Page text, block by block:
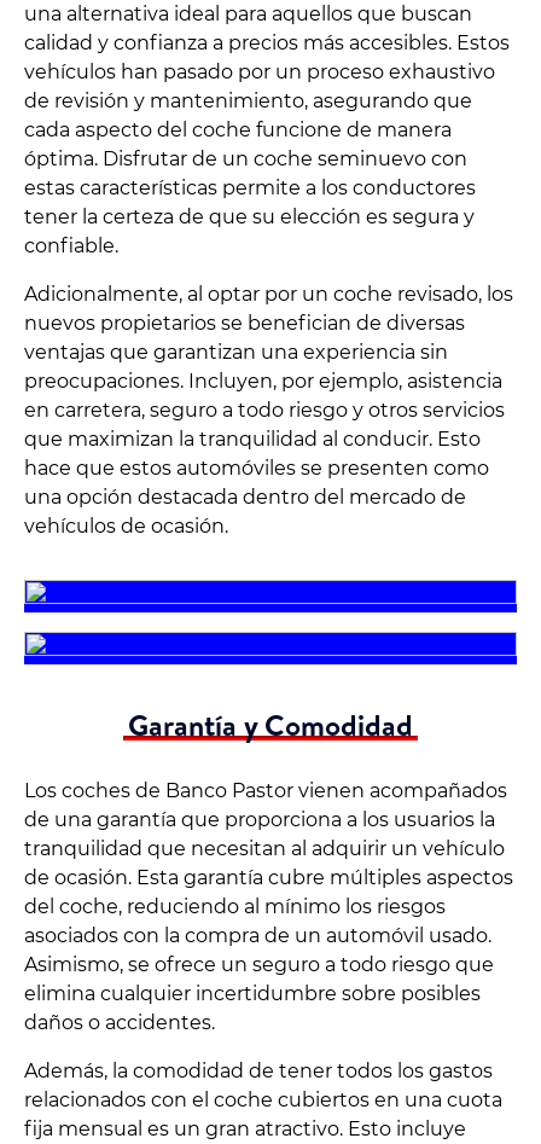
una alternativa ideal para aquellos que buscan
calidad y confianza a precios más accesibles. Estos
vehículos han pasado por un proceso exhaustivo
de revisión y mantenimiento, asegurando que
cada aspecto del coche funcione de manera
óptima. Disfrutar de un coche seminuevo con
estas características permite a los conductores
tener la certeza de que su elección es segura y
confiable.
Adicionalmente, al optar por un coche revisado, los
nuevos propietarios se benefician de diversas
ventajas que garantizan una experiencia sin
preocupaciones. Incluyen, por ejemplo, asistencia
en carretera, seguro a todo riesgo y otros servicios
que maximizan la tranquilidad al conducir. Esto
hace que estos automóviles se presenten como
una opción destacada dentro del mercado de
vehículos de ocasión.
Garantía y Comodidad
Los coches de Banco Pastor vienen acompañados
de una garantía que proporciona a los usuarios la
tranquilidad que necesitan al adquirir un vehículo
de ocasión. Esta garantía cubre múltiples aspectos
del coche, reduciendo al mínimo los riesgos
asociados con la compra de un automóvil usado.
Asimismo, se ofrece un seguro a todo riesgo que
elimina cualquier incertidumbre sobre posibles
daños o accidentes.
Además, la comodidad de tener todos los gastos
relacionados con el coche cubiertos en una cuota
fija mensual es un gran atractivo. Esto incluye